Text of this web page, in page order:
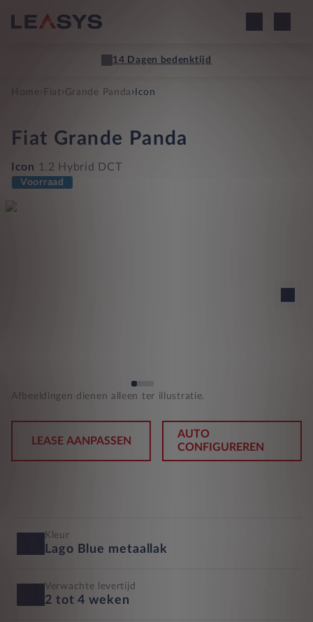
14 Dagen bedenktijd
Home › Fiat › Grande Panda › Icon
Fiat Grande Panda
Icon 1.2 Hybrid DCT
Voorraad
Afbeeldingen dienen alleen ter illustratie.
LEASE AANPASSEN
AUTO
CONFIGUREREN
Kleur
Lago Blue metaallak
Verwachte levertijd
2 tot 4 weken